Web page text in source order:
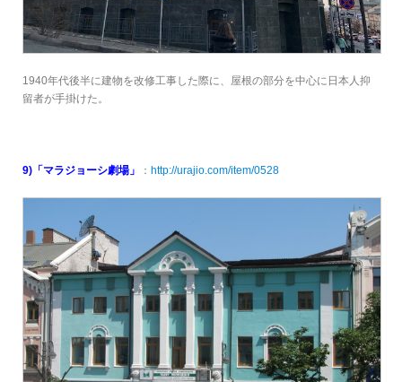
1940年代後半に建物を改修工事した際に、屋根の部分を中心に日本人抑
留者が手掛けた。
9)「マラジョーシ劇場」 ： http://urajio.com/item/0528